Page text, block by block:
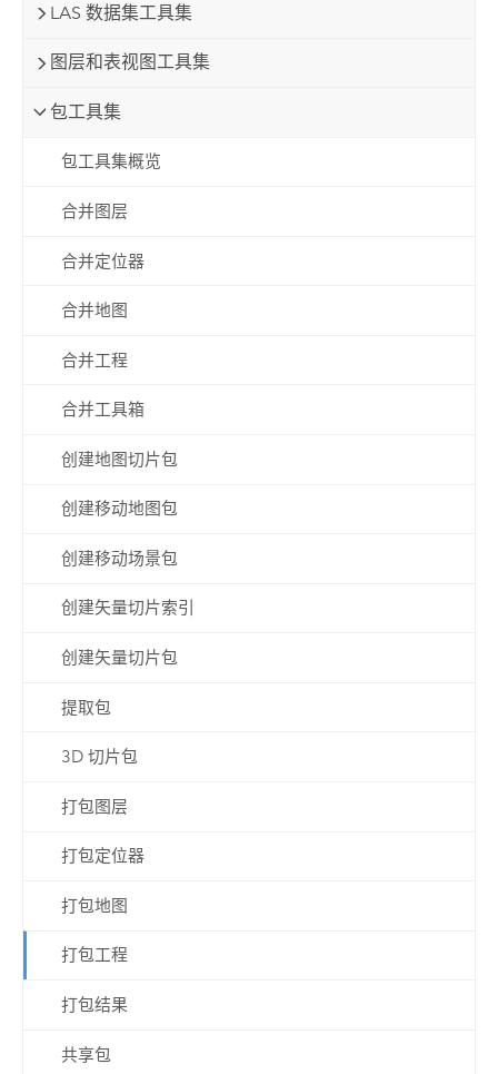
LAS 数据集工具集
图层和表视图工具集
包工具集
包工具集概览
合并图层
合并定位器
合并地图
合并工程
合并工具箱
创建地图切片包
创建移动地图包
创建移动场景包
创建矢量切片索引
创建矢量切片包
提取包
3D 切片包
打包图层
打包定位器
打包地图
打包工程
打包结果
共享包